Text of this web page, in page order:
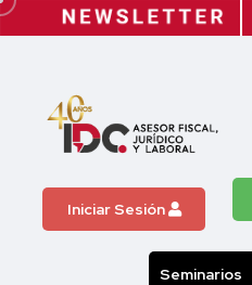
Iniciar Sesión
Seminarios